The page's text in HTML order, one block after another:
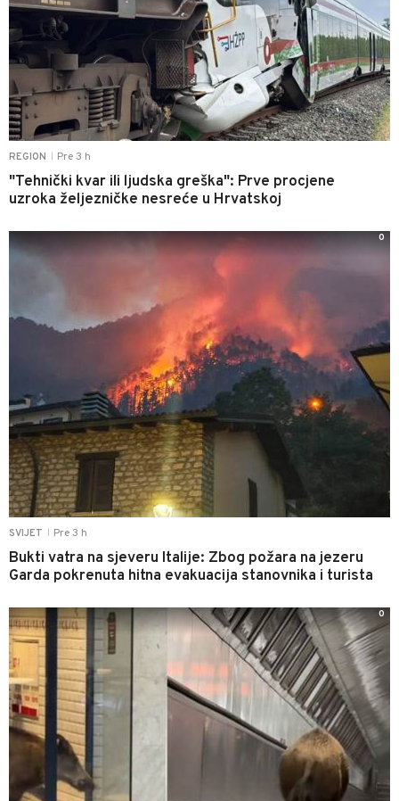
REGION Pre 3 h
"Tehnički kvar ili ljudska greška": Prve procjene
uzroka željezničke nesreće u Hrvatskoj
SVIJET Pre 3 h
Bukti vatra na sjeveru Italije: Zbog požara na jezeru
Garda pokrenuta hitna evakuacija stanovnika i turista
0
0